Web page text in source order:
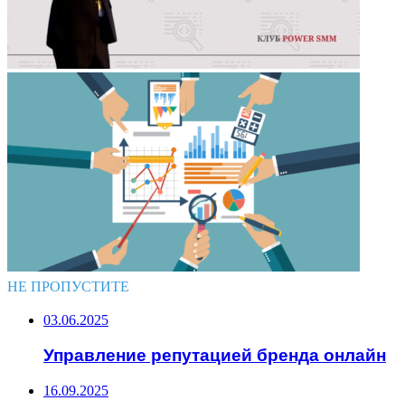
НЕ ПРОПУСТИТЕ
03.06.2025
Управление репутацией бренда онлайн
16.09.2025